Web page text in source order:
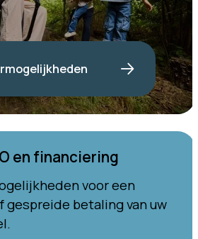
en financiering
voor een
gespreide betaling van uw